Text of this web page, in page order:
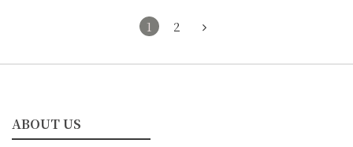
1 2
ABOUT US
━━━━━━━━━━━